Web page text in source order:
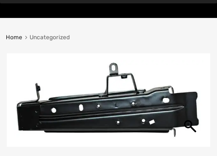
Home Uncategorized